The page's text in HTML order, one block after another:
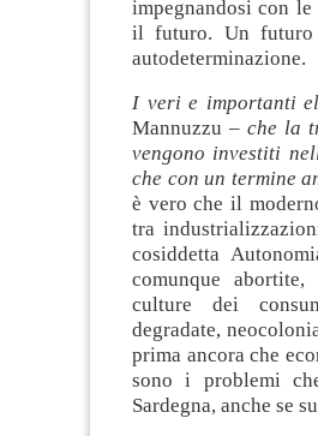
impegnandosi con
il futuro. Un futuro
autodeterminazione.
I veri e importanti
Mannuzzu – che la
vengono investiti
che con un termine
è vero che il
tra
cosiddetta
comunque
culture dei
degradate,
prima ancora che
sono i problemi
Sardegna, anche se